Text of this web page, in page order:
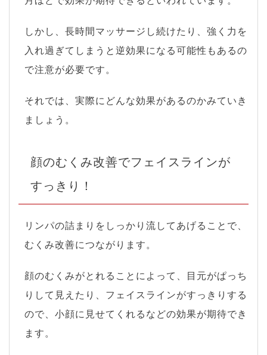
しかし、長時間マッサージし続けたり、強く力を
入れ過ぎてしまうと逆効果になる可能性もあるの
で注意が必要です。
それでは、実際にどんな効果があるのかみていき
ましょう。
顔のむくみ改善でフェイスラインが
すっきり！
リンパの詰まりをしっかり流してあげることで、
むくみ改善につながります。
顔のむくみがとれることによって、目元がぱっち
りして見えたり、フェイスラインがすっきりする
ので、小顔に見せてくれるなどの効果が期待でき
ます。